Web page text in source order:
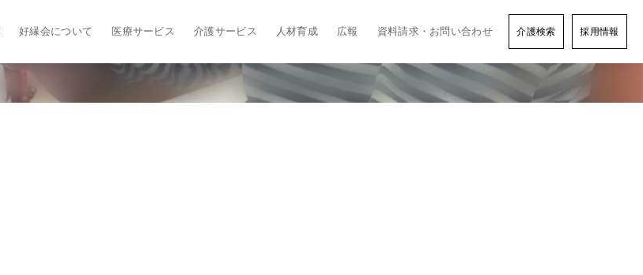
好縁会について 医療サービス 介護サービス 人材育成 広報 資料請求・お問い合わせ 介護検索 採用情報